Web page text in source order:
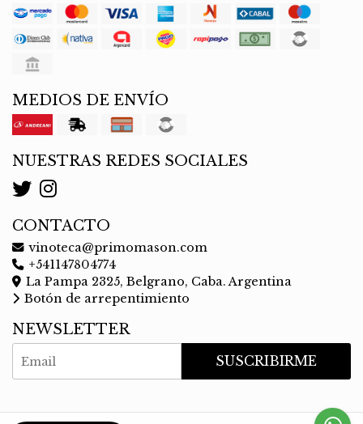
MEDIOS DE ENVÍO
NUESTRAS REDES SOCIALES
CONTACTO
vinoteca@primomason.com
+541147804774
La Pampa 2325, Belgrano, Caba. Argentina
Botón de arrepentimiento
NEWSLETTER
SUSCRIBIRME